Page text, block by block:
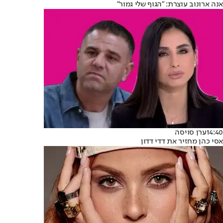
אנה ארונוב עוצרת: "הגוף שלי גמור"
14:40ערן סויסה
אסי כהן מחזיר את דדי דדון